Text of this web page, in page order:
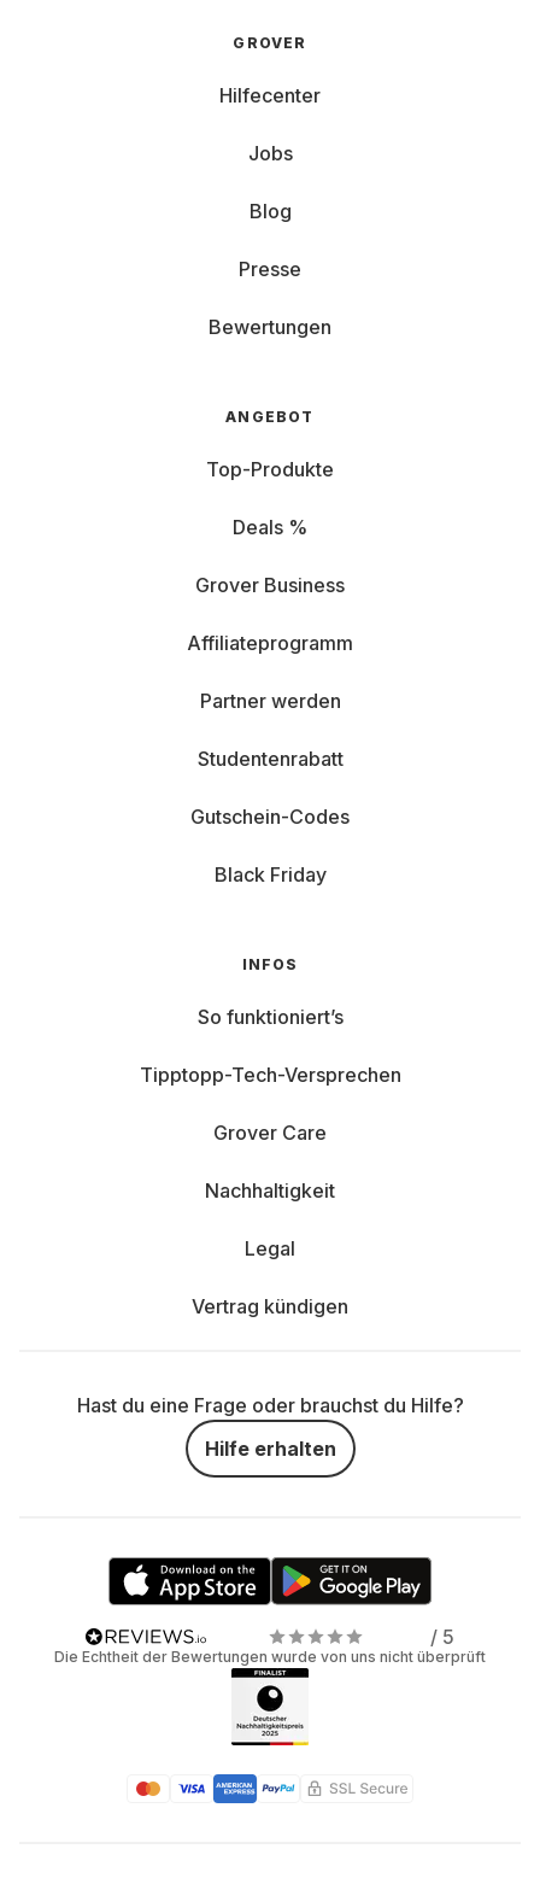
GROVER
Hilfecenter
Jobs
Blog
Presse
Bewertungen
ANGEBOT
Top-Produkte
Deals %
Grover Business
Affiliateprogramm
Partner werden
Studentenrabatt
Gutschein-Codes
Black Friday
INFOS
So funktioniert’s
Tipptopp-Tech-Versprechen
Grover Care
Nachhaltigkeit
Legal
Vertrag kündigen
Hast du eine Frage oder brauchst du Hilfe?
Hilfe erhalten
/ 5
Die Echtheit der Bewertungen wurde von uns nicht überprüft